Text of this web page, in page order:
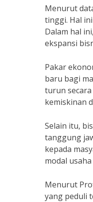
Menurut
tinggi. Hal
Dalam hal
ekspansi
Pakar
baru bagi
turun
kemiskinan
Selain itu,
tanggung
kepada
modal
Menurut
yang peduli